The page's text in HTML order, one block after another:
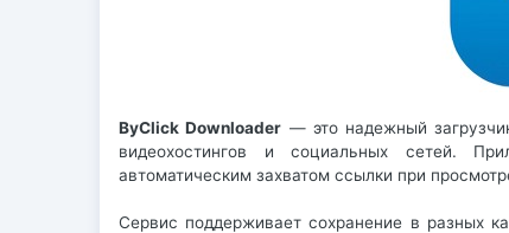
ByClick Downloader — это надежный
видеохостингов и социальных сетей.
автоматическим захватом ссылки при
Сервис поддерживает сохранение в разных